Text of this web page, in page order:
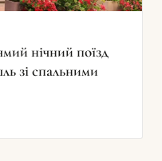
нічний поїзд
зі спальними